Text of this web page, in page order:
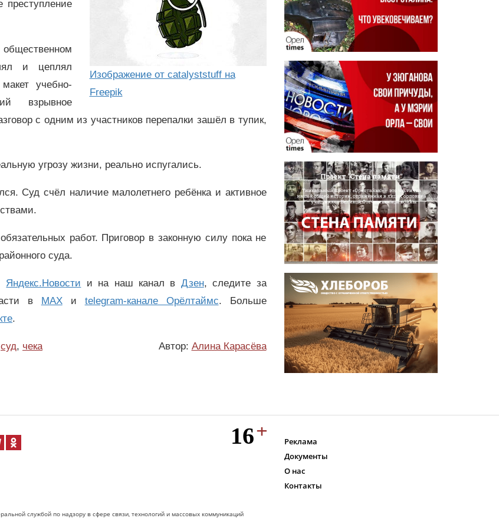
Изображение от catalyststuff на
Freepik
преступление
и цеплял
учебно-
взрывное
с одним из участников перепалки зашёл в тупик,
угрозу жизни, реально испугались.
Суд счёл наличие малолетнего ребёнка и активное
работ. Приговор в законную силу пока не
суда.
Яндекс.Новости и на наш канал в Дзен, следите за
в MAXи telegram-канале Орёлтаймс. Больше
.
суд, чека Автор: Алина Карасёва
службой по надзору в сфере связи, технологий и массовых коммуникаций
Реклама
Документы
О нас
Контакты